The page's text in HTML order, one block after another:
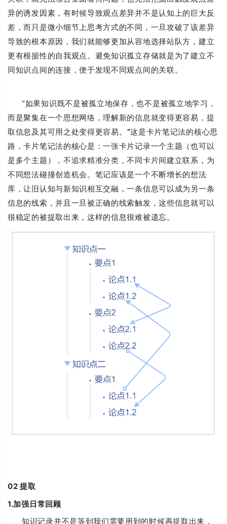
异的诱发因素，有时候导致观点差异并不是认知上的巨大反
差，而只是微小细节上思考方式的不同，一旦攻破了该差异
导致的根本原因，我们就能够更加从容地选择站队方，建立
更有根据性的自我观点。避免知识孤立存储就是为了建立不
同知识点间的连接，便于发现不同观点间的关联。
“如果知识既不是被孤立地保存，也不是被孤立地学习，
而是聚集在一个思想网络，理解新的信息就变得更容易，提
取信息及其可用之处变得更容易。 ”这是卡片笔记法的核心思
路，卡片笔记法的核心是：一张卡片记录一个主题（也可以
是多个主题），不追求精准分类，不同卡片间建立联系，为
不同想法碰撞创造机会。笔记应该是一个不断增长的想法
库，让旧认知与新知识相互交融，一条信息可以成为另一条
信息的线索，并且一旦被正确的线索触发，这些信息就可以
很稳定的被提取出来，这样的信息很难被遗忘。
02提取
1.加强日常回顾
知识记录并不是等到我们需要用到的时候再提取出来，